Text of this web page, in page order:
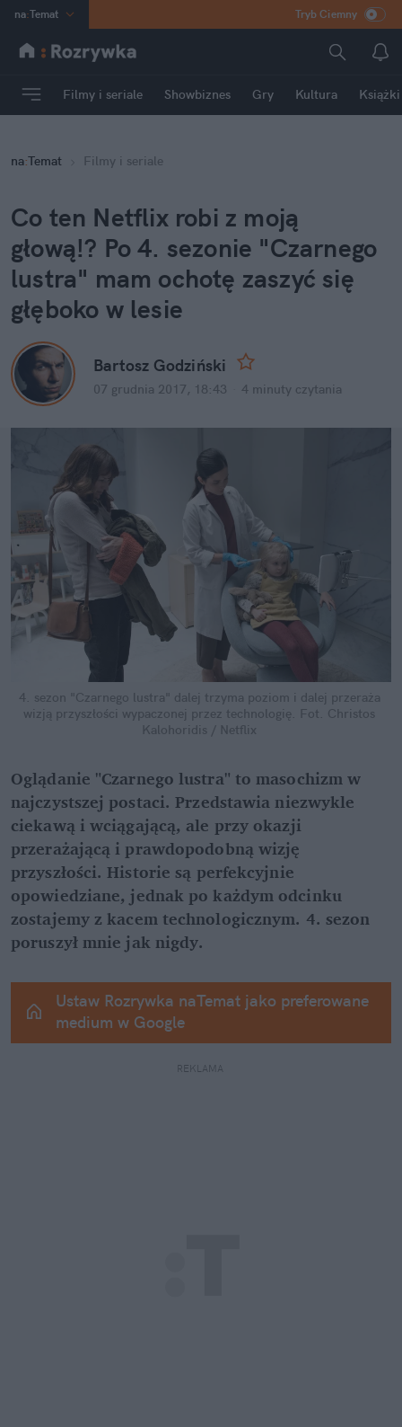
na:Temat
INN Poland
mama
Rozrywka
Tryb Ciemny
Filmy i seriale Showbiznes Gry Kultura Książki
na:Temat Filmy i seriale
Co ten Netflix robi z moją
głową!? Po 4. sezonie "Czarnego
lustra" mam ochotę zaszyć się
głęboko w lesie
Bartosz Godziński
07 grudnia 2017, 18:43 4 minuty czytania
4. sezon "Czarnego lustra" dalej trzyma poziom i dalej przeraża
wizją przyszłości wypaczonej przez technologię.
Fot. Christos
Kalohoridis / Netflix
Oglądanie "Czarnego lustra" to masochizm w
najczystszej postaci. Przedstawia niezwykle
ciekawą i wciągającą, ale przy okazji
przerażającą i prawdopodobną wizję
przyszłości. Historie są perfekcyjnie
opowiedziane, jednak po każdym odcinku
zostajemy z kacem technologicznym. 4. sezon
poruszył mnie jak nigdy.
Ustaw Rozrywka naTemat jako preferowane
medium w Google
REKLAMA